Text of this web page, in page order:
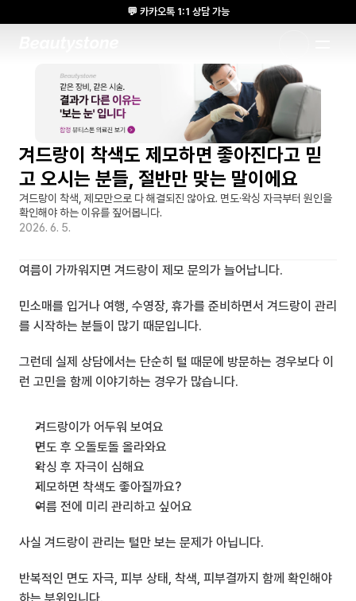
겨드랑이 착색도 제모하면 좋아진다고 믿
고 오시는 분들, 절반만 맞는 말이에요
겨드랑이 착색, 제모만으로 다 해결되진 않아요. 면도·왁싱 자극부터 원인을
확인해야 하는 이유를 짚어봅니다.
2026. 6. 5.
여름이 가까워지면 겨드랑이 제모 문의가 늘어납니다.
민소매를 입거나 여행, 수영장, 휴가를 준비하면서 겨드랑이 관리
를 시작하는 분들이 많기 때문입니다.
그런데 실제 상담에서는 단순히 털 때문에 방문하는 경우보다 이
런 고민을 함께 이야기하는 경우가 많습니다.
겨드랑이가 어두워 보여요
면도 후 오돌토돌 올라와요
왁싱 후 자극이 심해요
제모하면 착색도 좋아질까요?
여름 전에 미리 관리하고 싶어요
사실 겨드랑이 관리는 털만 보는 문제가 아닙니다.
반복적인 면도 자극, 피부 상태, 착색, 피부결까지 함께 확인해야
💬 카카오톡 1:1 상담 가능
🌸 뷰티스톤의원 메디톡스 방콕 Cadaver workshop 참석 🌸